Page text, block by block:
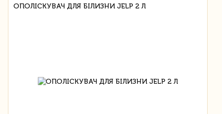
ОПОЛІСКУВАЧ ДЛЯ БІЛИЗНИ JELP 2 Л